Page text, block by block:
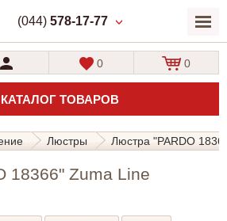
(044) 578-17-77
КАТАЛОГ ТОВАРОВ
0 0
Люстры Люстра "PARDO
18366" Zuma Line